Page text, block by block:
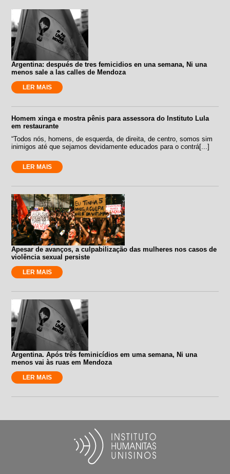
Argentina: después de tres femicidios en una semana, Ni una
menos sale a las calles de Mendoza
LER MAIS
Homem xinga e mostra pênis para assessora do Instituto Lula
em restaurante
“Todos nós, homens, de esquerda, de direita, de centro, somos sim
inimigos até que sejamos devidamente educados para o contrá[...]
LER MAIS
Apesar de avanços, a culpabilização das mulheres nos casos de
violência sexual persiste
LER MAIS
Argentina. Após três feminicídios em uma semana, Ni una
menos vai às ruas em Mendoza
LER MAIS